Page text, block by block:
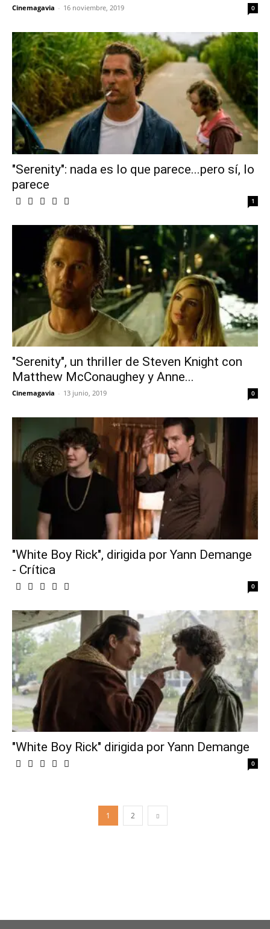
Cinemagavia - 16 noviembre, 2019 0
"Serenity": nada es lo que parece...pero sí, lo
parece
1
"Serenity", un thriller de Steven Knight con
Matthew McConaughey y Anne...
Cinemagavia - 13 junio, 2019 0
"White Boy Rick", dirigida por Yann Demange
- Crítica
0
"White Boy Rick" dirigida por Yann Demange
0
1 2